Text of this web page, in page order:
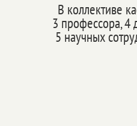
В коллективе
3 профессора, 4
5 научных